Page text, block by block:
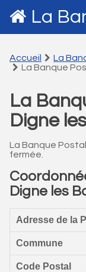
La
Accueil
La
La Banque
La
Digne
La Banque
fermée.
Digne les
Adresse de la
Commune
Code Postal